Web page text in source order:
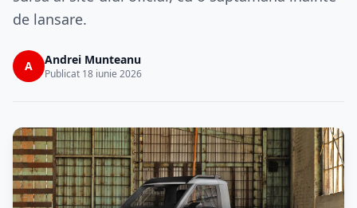
de lansare.
A Andrei Munteanu
Publicat 18 iunie 2026